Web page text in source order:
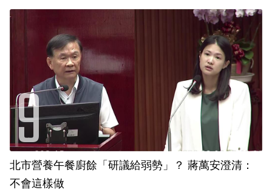
北市營養午餐廚餘「研議給弱勢」？ 蔣萬安澄清：
不會這樣做